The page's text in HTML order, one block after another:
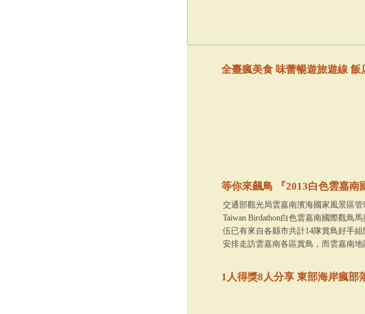
全臺瘋美食 味蕾暢遊旅遊線
等你來飆鳥 『2013白色雲嘉
交通部觀光局雲嘉南濱海國家風景區
Taiwan Birdathon白色雲嘉南國際觀鳥
伍已有來自各縣市共計14隊賞鳥好手
安排走訪雲嘉南各區賞鳥，而雲嘉南
1人得獎8人分享 東部海岸瘋部